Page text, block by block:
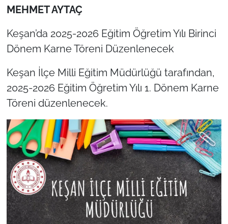
MEHMET AYTAÇ
Keşan’da 2025-2026 Eğitim Öğretim Yılı Birinci
Dönem Karne Töreni Düzenlenecek
Keşan İlçe Milli Eğitim Müdürlüğü tarafından,
2025-2026 Eğitim Öğretim Yılı 1. Dönem Karne
Töreni düzenlenecek.
KIRKLARELİ
ÇANAKKALE
TÜRKİYE
Bölge
Güvenlik
Genel
Politika